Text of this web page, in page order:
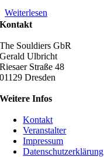
Weiterlesen
Kontakt
The Souldiers GbR
Gerald Ulbricht
Riesaer Straße 48
01129 Dresden
Weitere Infos
Kontakt
Veranstalter
Impressum
Datenschutzerklärung